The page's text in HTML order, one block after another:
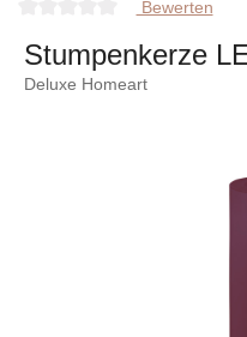
Bewerten
Stumpenkerze
Deluxe Homeart